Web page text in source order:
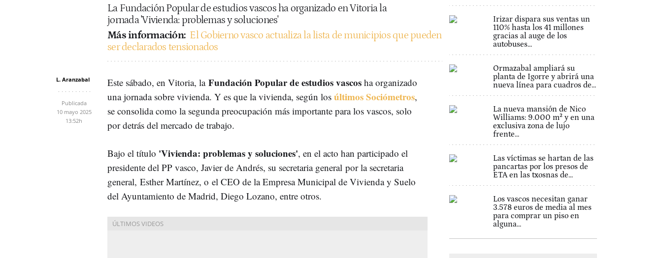
La Fundación Popular de estudios vascos ha organizado en Vitoria la
jornada 'Vivienda: problemas y soluciones'
Más información: El Gobierno vasco actualiza la lista de municipios que pueden
ser declarados tensionados
L. Aranzabal
Publicada
10 mayo 2025
13:52h
Este sábado, en Vitoria, la Fundación Popular de estudios vascos ha organizado
una jornada sobre vivienda. Y es que la vivienda, según los últimos Sociómetros,
se consolida como la segunda preocupación más importante para los vascos, solo
por detrás del mercado de trabajo.
Bajo el título 'Vivienda: problemas y soluciones', en el acto han participado el
presidente del PP vasco, Javier de Andrés, su secretaria general por la secretaria
general, Esther Martínez, o el CEO de la Empresa Municipal de Vivienda y Suelo
del Ayuntamiento de Madrid, Diego Lozano, entre otros.
Irizar dispara sus ventas un
110% hasta los 41 millones
gracias al auge de los
autobuses...
Ormazabal ampliará su
planta de Igorre y abrirá una
nueva línea para cuadros de...
La nueva mansión de Nico
Williams: 9.000 m² y en una
exclusiva zona de lujo
frente...
Las víctimas se hartan de las
pancartas por los presos de
ETA en las txosnas de...
Los vascos necesitan ganar
3.578 euros de media al mes
para comprar un piso en
alguna...